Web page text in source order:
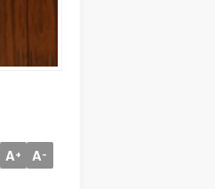
A+ A-